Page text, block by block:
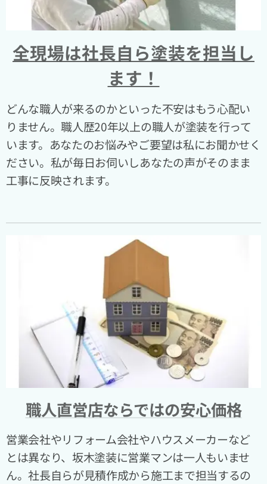
全現場は社長自ら塗装を担当し
ます！
どんな職人が来るのかといった不安はもう心配い
りません。職人歴20年以上の職人が塗装を行って
います。あなたのお悩みやご要望は私にお聞かせく
ださい。私が毎日お伺いしあなたの声がそのまま
工事に反映されます。
職人直営店ならではの安心価格
営業会社やリフォーム会社やハウスメーカーなど
とは異なり、坂木塗装に営業マンは一人もいませ
ん。社長自らが見積作成から施工まで担当するの